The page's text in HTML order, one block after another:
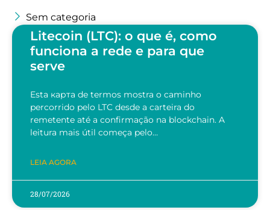
Sem categoria
Litecoin (LTC): o que é, como
funciona a rede e para que
serve
Esta карта de termos mostra o caminho
percorrido pelo LTC desde a carteira do
remetente até a confirmação na blockchain. A
leitura mais útil começa pelo…
LEIA AGORA
28/07/2026